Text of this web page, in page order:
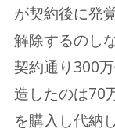
が契約後に発
解除するのし
契約通り300
造したのは70
を購入し代納